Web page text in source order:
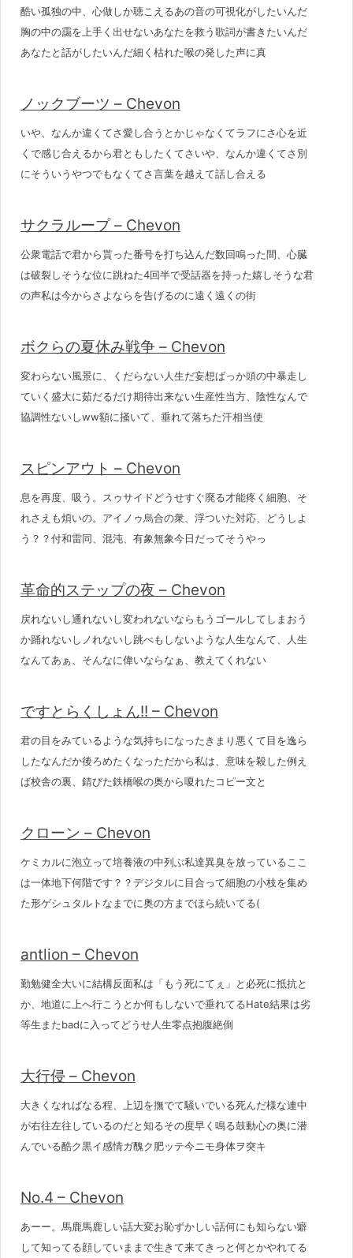
酷い孤独の中、心做しか聴こえるあの音の可視化がしたいんだ
胸の中の靄を上手く出せないあなたを救う歌詞が書きたいんだ
あなたと話がしたいんだ細く枯れた喉の発した声に真
ノックブーツ – Chevon
いや、なんか違くてさ愛し合うとかじゃなくてラフにさ心を近
くで感じ合えるから君ともしたくてさいや、なんか違くてさ別
にそういうやつでもなくてさ言葉を越えて話し合える
サクラループ – Chevon
公衆電話で君から貰った番号を打ち込んだ数回鳴った間、心臓
は破裂しそうな位に跳ねた4回半で受話器を持った嬉しそうな君
の声私は今からさよならを告げるのに遠く遠くの街
ボクらの夏休み戦争 – Chevon
変わらない風景に、くだらない人生だ妄想ばっか頭の中暴走し
ていく盛大に茹だるだけ期待出来ない生産性当方、陰性なんで
協調性ないしww額に掻いて、垂れて落ちた汗相当使
スピンアウト – Chevon
息を再度、吸う。スゥサイドどうせすぐ廃る才能疼く細胞、そ
れさえも煩いの。アイノゥ烏合の衆、浮ついた対応、どうしよ
う？？付和雷同、混沌、有象無象今日だってそうやっ
革命的ステップの夜 – Chevon
戻れないし通れないし変われないならもうゴールしてしまおう
か踊れないしノれないし跳べもしないような人生なんて、人生
なんてあぁ、そんなに偉いならなぁ、教えてくれない
ですとらくしょん!! – Chevon
君の目をみているような気持ちになったきまり悪くて目を逸ら
したなんだか後ろめたくなっただから私は、意味を殺した例え
ば校舎の裏、錆びた鉄橋喉の奥から嗄れたコピー文と
クローン – Chevon
ケミカルに泡立って培養液の中列ぶ私達異臭を放っているここ
は一体地下何階です？？デジタルに目合って細胞の小枝を集め
た形ゲシュタルトなまでに奥の方までほら続いてる(
antlion – Chevon
勤勉健全大いに結構反面私は「もう死にてぇ」と必死に抵抗と
か、地道に上へ行こうとか何もしないで垂れてるHate結果は劣
等生またbadに入ってどうせ人生零点抱腹絶倒
大行侵 – Chevon
大きくなればなる程、上辺を撫でて騒いでいる死んだ様な連中
が右往左往しているのだと知るその度早く鳴る鼓動心の奥に潜
んでいる酷ク黒イ感情ガ醜ク肥ッテ今ニモ身体ヲ突キ
No.4 – Chevon
あーー。馬鹿馬鹿しい話大変お恥ずかしい話何にも知らない癖
して知ってる顔していままで生きて来てきっと何とかやれてる